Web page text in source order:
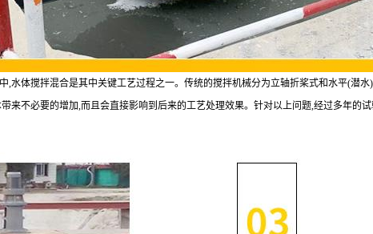
,水体搅拌混合是其中关键工艺过程之一。传统的搅拌机械分为立轴折桨式和水平(潜
来不必要的增加,而且会直接影响到后来的工艺处理效果。针对以上问题,经过多年的